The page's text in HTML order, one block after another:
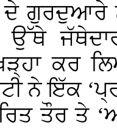
ਦੇ ਗੁਰਦੁਆਰੇ
ਖੜ੍ਹਾ ਕਰ
ਨੇ ਇੱਕ
ਤੌਰ ਤੇ